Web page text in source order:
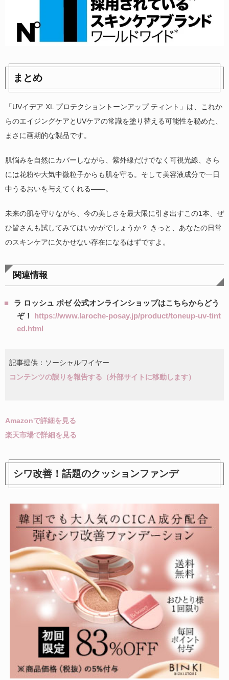
まとめ
「UVイデア XL プロテクショントーンアップ ティント」は、これか
らのエイジングケアとUVケアの常識を塗り替える可能性を秘めた、
まさに画期的な製品です。
肌悩みを自然にカバーしながら、紫外線だけでなく可視光線、さら
には花粉や大気中微粒子からも肌を守る。そして美容液成分で一日
中うるおいを与えてくれる――。
未来の肌を守りながら、今の美しさを最大限に引き出すこの1本、ぜ
ひ皆さんも試してみてはいかがでしょうか？ きっと、あなたの日常
のスキンケアに欠かせない存在になるはずですよ。
関連情報
ラ ロッシュ ポゼ 公式オンラインショップはこちらからどう
ぞ！
https://www.laroche-posay.jp/product/toneup-uv-tint
ed.html
記事提供：ソーシャルワイヤー
コンテンツの誤りを報告する（外部サイトに移動します）
Amazonで詳細を見る
楽天市場で詳細を見る
シワ改善！話題のクッションファンデ